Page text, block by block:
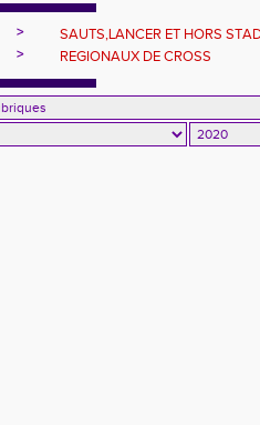
>
SAUTS,LANCER ET HORS
> REGIONAUX DE CROSS